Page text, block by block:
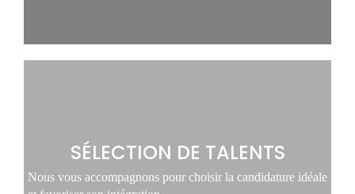
SÉLECTION DE TALENTS
Nous vous accompagnons pour choisir la candidature idéale